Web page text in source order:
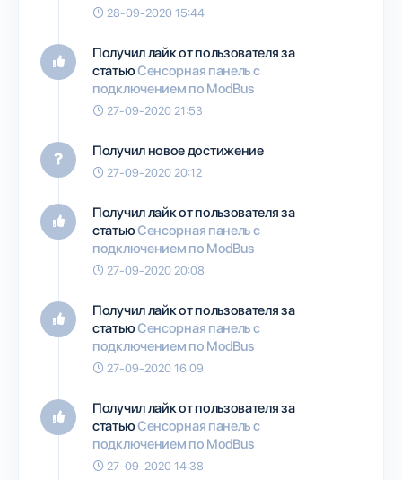
28-09-2020 15:44
Получил лайк от пользователяза
статьюСенсорная панель с
подключением по ModBus
27-09-2020 21:53
Получил новое достижение
27-09-2020 20:12
Получил лайк от пользователяза
статьюСенсорная панель с
подключением по ModBus
27-09-2020 20:08
Получил лайк от пользователяза
статьюСенсорная панель с
подключением по ModBus
27-09-2020 16:09
Получил лайк от пользователяза
статьюСенсорная панель с
подключением по ModBus
27-09-2020 14:38